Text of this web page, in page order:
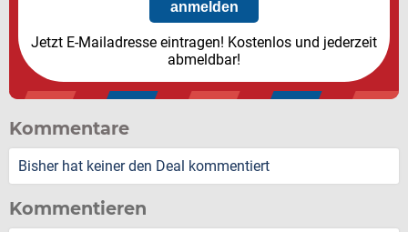
Jetzt E-Mailadresse eintragen! Kostenlos und jederzeit
abmeldbar!
Kommentare
Bisher hat keiner den Deal kommentiert
Kommentieren